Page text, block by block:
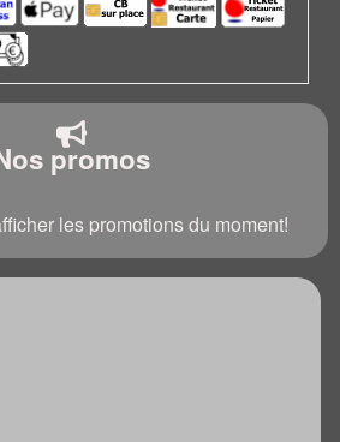
promos
les promotions du moment!